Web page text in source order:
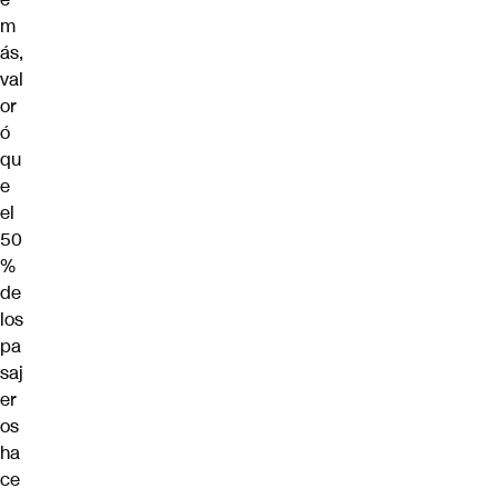
m
ás,
val
or
ó
qu
e
el
50
%
de
los
pa
saj
er
os
ha
ce